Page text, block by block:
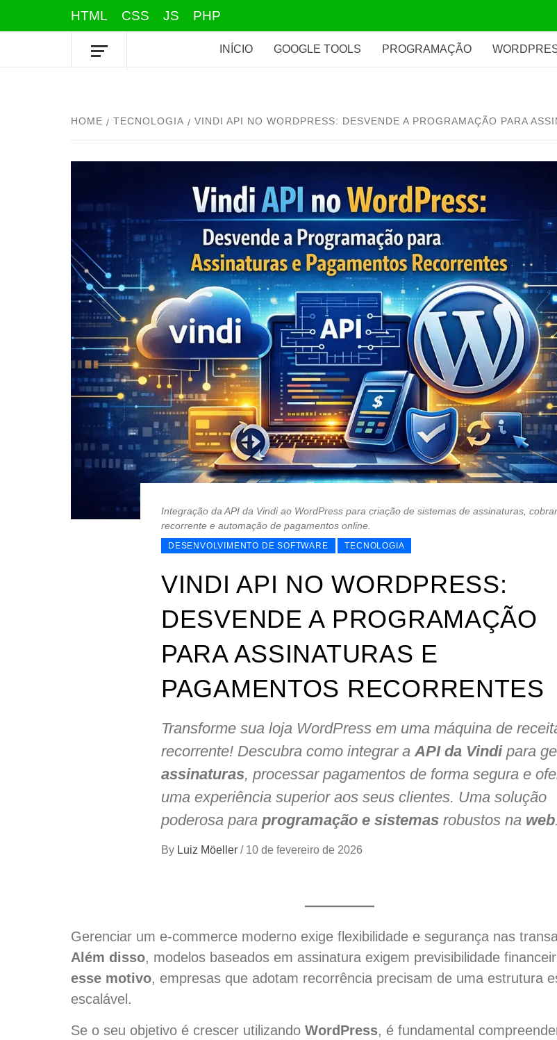
HTML CSS JS PHP
INÍCIO GOOGLE TOOLS PROGRAMAÇÃO
HOME TECNOLOGIA VINDI API NO WORDPRESS: DESVENDE A PROGRAMAÇÃO PARA
Integração da API da Vindi ao WordPress para criação de sistemas de assinaturas,
recorrente e automação de pagamentos online.
DESENVOLVIMENTO DE SOFTWARE TECNOLOGIA
VINDI API NO WORDPRESS:
DESVENDE A PROGRAMAÇÃO
PARA ASSINATURAS E
PAGAMENTOS RECORRENTES
Transforme sua loja WordPress em uma máquina de
recorrente! Descubra como integrar aAPI da Vindipara
assinaturas, processar pagamentos de forma segura e
uma experiência superior aos seus clientes. Uma solução
poderosa para programação e sistemas robustos na web.
By Luiz Möeller / 10 de fevereiro de 2026
Gerenciar um e-commerce moderno exige flexibilidade e segurança nas
Além disso, modelos baseados em assinatura exigem previsibilidade
esse motivo, empresas que adotam recorrência precisam de uma estrutura
escalável.
Se o seu objetivo é crescer utilizando WordPress, é fundamental